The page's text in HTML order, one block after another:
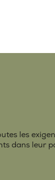
les
dans leur